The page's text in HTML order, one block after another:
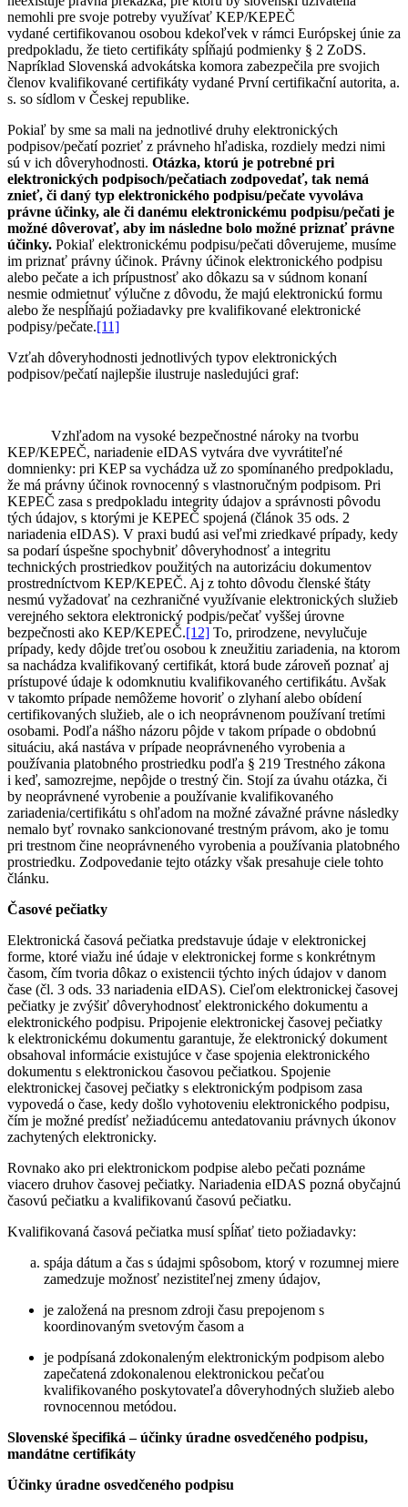
nemohli pre svoje potreby využívať KEP/KEPEČ
vydané certifikovanou osobou kdekoľvek v rámci Európskej únie za
predpokladu, že tieto certifikáty spĺňajú podmienky § 2 ZoDS.
Napríklad Slovenská advokátska komora zabezpečila pre svojich
členov kvalifikované certifikáty vydané První certifikační autorita, a.
s. so sídlom v Českej republike.
Pokiaľ by sme sa mali na jednotlivé druhy elektronických
podpisov/pečatí pozrieť z právneho hľadiska, rozdiely medzi nimi
sú v ich dôveryhodnosti. Otázka, ktorú je potrebné pri
elektronických podpisoch/pečatiach zodpovedať, tak nemá
znieť, či daný typ elektronického podpisu/pečate vyvoláva
právne účinky, ale či danému elektronickému podpisu/pečati je
možné dôverovať, aby im následne bolo možné priznať právne
účinky. Pokiaľ elektronickému podpisu/pečati dôverujeme, musíme
im priznať právny účinok. Právny účinok elektronického podpisu
alebo pečate a ich prípustnosť ako dôkazu sa v súdnom konaní
nesmie odmietnuť výlučne z dôvodu, že majú elektronickú formu
alebo že nespĺňajú požiadavky pre kvalifikované elektronické
podpisy/pečate.[11]
Vzťah dôveryhodnosti jednotlivých typov elektronických
podpisov/pečatí najlepšie ilustruje nasledujúci graf:
Vzhľadom na vysoké bezpečnostné nároky na tvorbu
KEP/KEPEČ, nariadenie eIDAS vytvára dve vyvrátiteľné
domnienky: pri KEP sa vychádza už zo spomínaného predpokladu,
že má právny účinok rovnocenný s vlastnoručným podpisom. Pri
KEPEČ zasa s predpokladu integrity údajov a správnosti pôvodu
tých údajov, s ktorými je KEPEČ spojená (článok 35 ods. 2
nariadenia eIDAS). V praxi budú asi veľmi zriedkavé prípady, kedy
sa podarí úspešne spochybniť dôveryhodnosť a integritu
technických prostriedkov použitých na autorizáciu dokumentov
prostredníctvom KEP/KEPEČ. Aj z tohto dôvodu členské štáty
nesmú vyžadovať na cezhraničné využívanie elektronických služieb
verejného sektora elektronický podpis/pečať vyššej úrovne
bezpečnosti ako KEP/KEPEČ.[12] To, prirodzene, nevylučuje
prípady, kedy dôjde treťou osobou k zneužitiu zariadenia, na ktorom
sa nachádza kvalifikovaný certifikát, ktorá bude zároveň poznať aj
prístupové údaje k odomknutiu kvalifikovaného certifikátu. Avšak
v takomto prípade nemôžeme hovoriť o zlyhaní alebo obídení
certifikovaných služieb, ale o ich neoprávnenom používaní tretími
osobami. Podľa nášho názoru pôjde v takom prípade o obdobnú
situáciu, aká nastáva v prípade neoprávneného vyrobenia a
používania platobného prostriedku podľa § 219 Trestného zákona
i keď, samozrejme, nepôjde o trestný čin. Stojí za úvahu otázka, či
by neoprávnené vyrobenie a používanie kvalifikovaného
zariadenia/certifikátu s ohľadom na možné závažné právne následky
nemalo byť rovnako sankcionované trestným právom, ako je tomu
pri trestnom čine neoprávneného vyrobenia a používania platobného
prostriedku. Zodpovedanie tejto otázky však presahuje ciele tohto
článku.
Časové pečiatky
Elektronická časová pečiatka predstavuje údaje v elektronickej
forme, ktoré viažu iné údaje v elektronickej forme s konkrétnym
časom, čím tvoria dôkaz o existencii týchto iných údajov v danom
čase (čl. 3 ods. 33 nariadenia eIDAS). Cieľom elektronickej časovej
pečiatky je zvýšiť dôveryhodnosť elektronického dokumentu a
elektronického podpisu. Pripojenie elektronickej časovej pečiatky
k elektronickému dokumentu garantuje, že elektronický dokument
obsahoval informácie existujúce v čase spojenia elektronického
dokumentu s elektronickou časovou pečiatkou. Spojenie
elektronickej časovej pečiatky s elektronickým podpisom zasa
vypovedá o čase, kedy došlo vyhotoveniu elektronického podpisu,
čím je možné predísť nežiadúcemu antedatovaniu právnych úkonov
zachytených elektronicky.
Rovnako ako pri elektronickom podpise alebo pečati poznáme
viacero druhov časovej pečiatky. Nariadenia eIDAS pozná obyčajnú
časovú pečiatku a kvalifikovanú časovú pečiatku.
Kvalifikovaná časová pečiatka musí spĺňať tieto požiadavky:
spája dátum a čas s údajmi spôsobom, ktorý v rozumnej miere
zamedzuje možnosť nezistiteľnej zmeny údajov,
je založená na presnom zdroji času prepojenom s
koordinovaným svetovým časom a
je podpísaná zdokonaleným elektronickým podpisom alebo
zapečatená zdokonalenou elektronickou pečaťou
kvalifikovaného poskytovateľa dôveryhodných služieb alebo
rovnocennou metódou.
Slovenské špecifiká – účinky úradne osvedčeného podpisu,
mandátne certifikáty
Účinky úradne osvedčeného podpisu